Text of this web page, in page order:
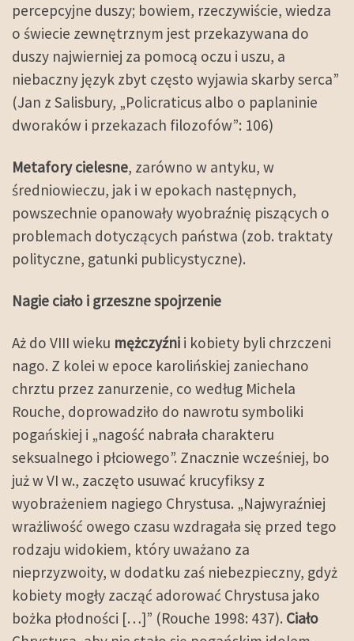
percepcyjne duszy; bowiem, rzeczywiście, wiedza
o świecie zewnętrznym jest przekazywana do
duszy najwierniej za pomocą oczu i uszu, a
niebaczny język zbyt często wyjawia skarby serca”
(Jan z Salisbury, „Policraticus albo o paplaninie
dworaków i przekazach filozofów”: 106)
Metafory cielesne, zarówno w antyku, w
średniowieczu, jak i w epokach następnych,
powszechnie opanowały wyobraźnię piszących o
problemach dotyczących państwa (zob. traktaty
polityczne, gatunki publicystyczne).
Nagie ciało i grzeszne spojrzenie
Aż do VIII wieku mężczyźni i kobiety byli chrzczeni
nago. Z kolei w epoce karolińskiej zaniechano
chrztu przez zanurzenie, co według Michela
Rouche, doprowadziło do nawrotu symboliki
pogańskiej i „nagość nabrała charakteru
seksualnego i płciowego”. Znacznie wcześniej, bo
już w VI w., zaczęto usuwać krucyfiksy z
wyobrażeniem nagiego Chrystusa. „Najwyraźniej
wrażliwość owego czasu wzdragała się przed tego
rodzaju widokiem, który uważano za
nieprzyzwoity, w dodatku zaś niebezpieczny, gdyż
kobiety mogły zacząć adorować Chrystusa jako
bożka płodności […]” (Rouche 1998: 437). Ciało